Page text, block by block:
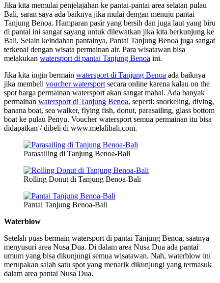
Jika kita memulai penjelajahan ke pantai-pantai area selatan pulau
Bali, saran saya ada baiknya jika mulai dengan menuju pantai
Tanjung Benoa. Hamparan pasir yang bersih dan juga laut yang biru
di pantai ini sangat sayang untuk dilewatkan jika kita berkunjung ke
Bali. Selain keindahan pantainya, Pantai Tanjung Benoa juga sangat
terkenal dengan wisata permainan air. Para wisatawan bisa
melakukan watersport di pantai Tanjung Benoa ini.
Jika kita ingin bermain watersport di Tanjung Benoa ada baiknya
jika membeli voucher watersport secara online karena kalau on the
spot harga permainan watersport akan sangat mahal. Ada banyak
permainan watersport di Tanjung Benoa, seperti: snorkeling, diving,
banana boat, sea walker, flying fish, donut, parasailing, glass bottom
boat ke pulau Penyu. Voucher watersport semua permainan itu bisa
didapatkan / dibeli di www.melalibali.com.
Parasailing di Tanjung Benoa-Bali
Rolling Donut di Tanjung Benoa-Bali
Pantai Tanjung Benoa-Bali
Waterblow
Setelah puas bermain watersport di pantai Tanjung Benoa, saatnya
menyusuri area Nusa Dua. Di dalam area Nusa Dua ada pantai
umum yang bisa dikunjungi semua wisatawan. Nah, waterblow ini
merupakan salah satu spot yang menarik dikunjungi yang termasuk
dalam area pantai Nusa Dua.